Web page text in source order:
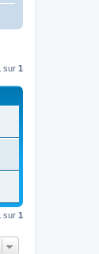
sur 1
sur 1